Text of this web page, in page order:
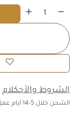
الشروط والأحكلام
الشحن خلال 5-14 أيام عمل